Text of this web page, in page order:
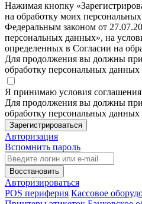
Нажимая кнопку
на обработку моих
Федеральным законом от
персональных данных», на
определенных в Согласии на
Для продолжения вы должны
обработку персональных данных
Я принимаю условия
Для продолжения вы должны
обработку персональных данных
Зарегистрироваться
Авторизация
Вспомнить пароль
Восстановить
Авторизироваться
POS периферия Кассовое